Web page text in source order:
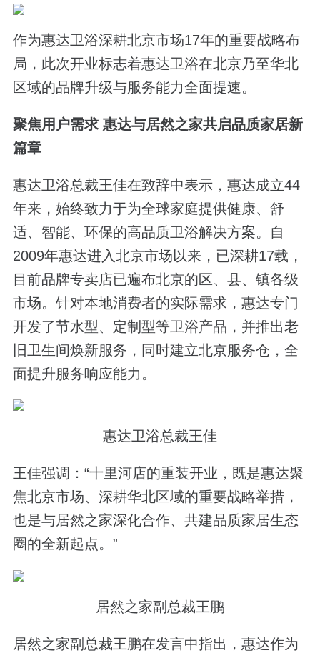
作为惠达卫浴深耕北京市场17年的重要战略布
局，此次开业标志着惠达卫浴在北京乃至华北
区域的品牌升级与服务能力全面提速。
聚焦用户需求 惠达与居然之家共启品质家居新
篇章
惠达卫浴总裁王佳在致辞中表示，惠达成立44
年来，始终致力于为全球家庭提供健康、舒
适、智能、环保的高品质卫浴解决方案。自
2009年惠达进入北京市场以来，已深耕17载，
目前品牌专卖店已遍布北京的区、县、镇各级
市场。针对本地消费者的实际需求，惠达专门
开发了节水型、定制型等卫浴产品，并推出老
旧卫生间焕新服务，同时建立北京服务仓，全
面提升服务响应能力。
惠达卫浴总裁王佳
王佳强调：“十里河店的重装开业，既是惠达聚
焦北京市场、深耕华北区域的重要战略举措，
也是与居然之家深化合作、共建品质家居生态
圈的全新起点。”
居然之家副总裁王鹏
居然之家副总裁王鹏在发言中指出，惠达作为